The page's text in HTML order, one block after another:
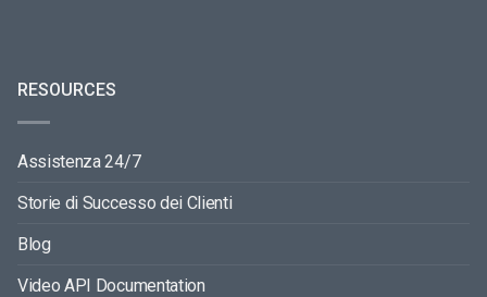
RESOURCES
Assistenza 24/7
Storie di Successo dei Clienti
Blog
Video API Documentation